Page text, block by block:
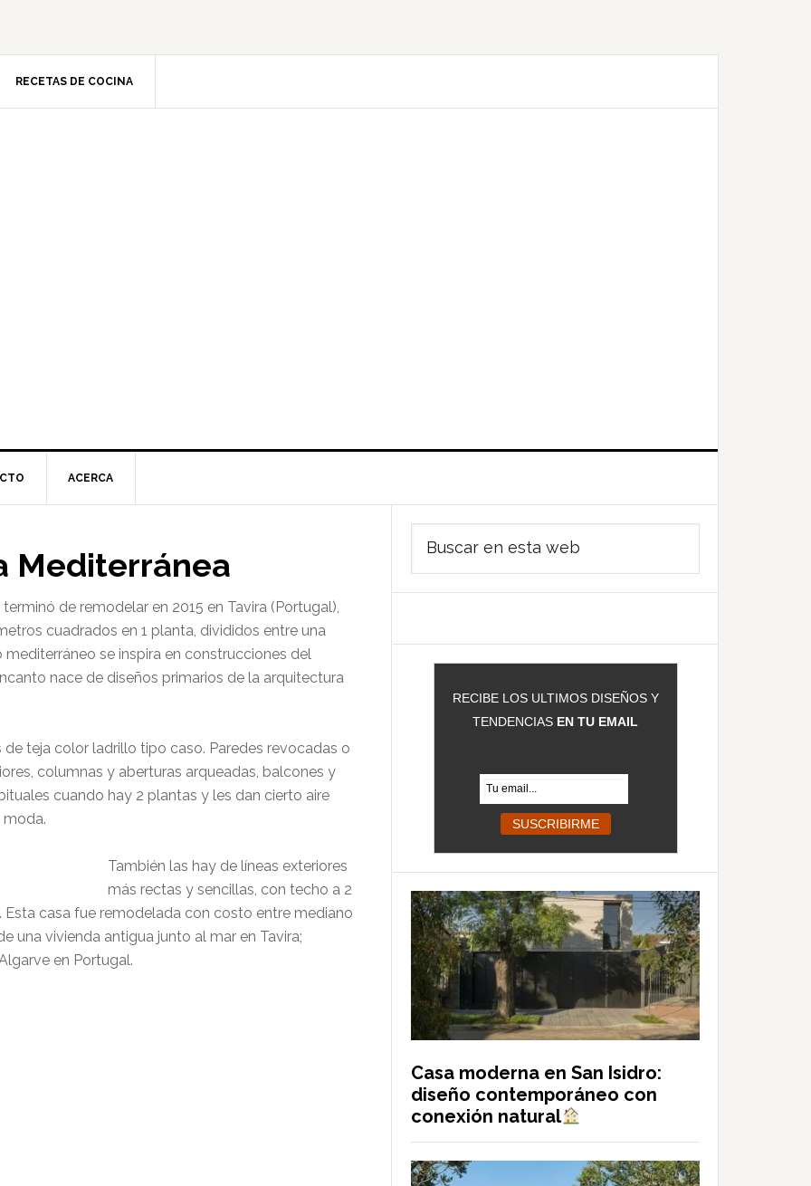
RECETAS DE COCINA
ACERCA
Mediterránea
terminó de remodelar en 2015 en Tavira (Portugal),
cuadrados en 1 planta, divididos entre una
se inspira en construcciones del
nace de diseños primarios de la arquitectura
teja color ladrillo tipo caso. Paredes revocadas o
columnas y aberturas arqueadas, balcones y
cuando hay 2 plantas y les dan cierto aire
moda.
También las hay de líneas exteriores
más rectas y sencillas, con techo a 2
casa fue remodelada con costo entre mediano
una vivienda antigua junto al mar en Tavira;
en Portugal.
Barra
lateral
principal
RECIBE LOS ULTIMOS DISEÑOS Y
TENDENCIAS EN TU EMAIL
Casa moderna en San Isidro:
diseño contemporáneo con
conexión natural